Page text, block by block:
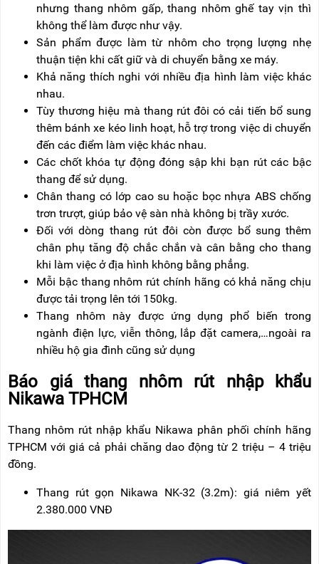
nhưng thang nhôm gấp, thang nhôm ghế tay vịn thì
không thể làm được như vậy.
Sản phẩm được làm từ nhôm cho trọng lượng nhẹ
thuận tiện khi cất giữ và di chuyển bằng xe máy.
Khả năng thích nghi với nhiều địa hình làm việc khác
nhau.
Tùy thương hiệu mà thang rút đôi có cải tiến bổ sung
thêm bánh xe kéo linh hoạt, hỗ trợ trong việc di chuyển
đến các điểm làm việc khác nhau.
Các chốt khóa tự động đóng sập khi bạn rút các bậc
thang để sử dụng.
Chân thang có lớp cao su hoặc bọc nhựa ABS chống
trơn trượt, giúp bảo vệ sàn nhà không bị trầy xước.
Đối với dòng thang rút đôi còn được bổ sung thêm
chân phụ tăng độ chắc chắn và cân bằng cho thang
khi làm việc ở địa hình không bằng phẳng.
Mỗi bậc thang nhôm rút chính hãng có khả năng chịu
được tải trọng lên tới 150kg.
Thang nhôm này được ứng dụng phổ biến trong
ngành điện lực, viễn thông, lắp đặt camera,…ngoài ra
nhiều hộ gia đình cũng sử dụng
Báo giá thang nhôm rút nhập khẩu
Nikawa TPHCM
Thang nhôm rút nhập khẩu Nikawa phân phối chính hãng
TPHCM với giá cả phải chăng dao động từ 2 triệu – 4 triệu
đồng.
Thang rút gọn Nikawa NK-32 (3.2m): giá niêm yết
2.380.000 VNĐ